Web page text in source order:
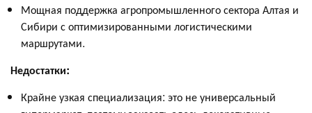
Мощная поддержка агропромышленного сектора Алтая и
Сибири с оптимизированными логистическими
маршрутами.
Недостатки:
Крайне узкая специализация: это не универсальный